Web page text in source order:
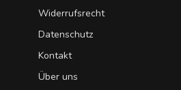
Widerrufsrecht
Datenschutz
Kontakt
Über uns